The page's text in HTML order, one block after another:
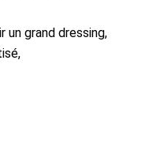
un grand dressing,